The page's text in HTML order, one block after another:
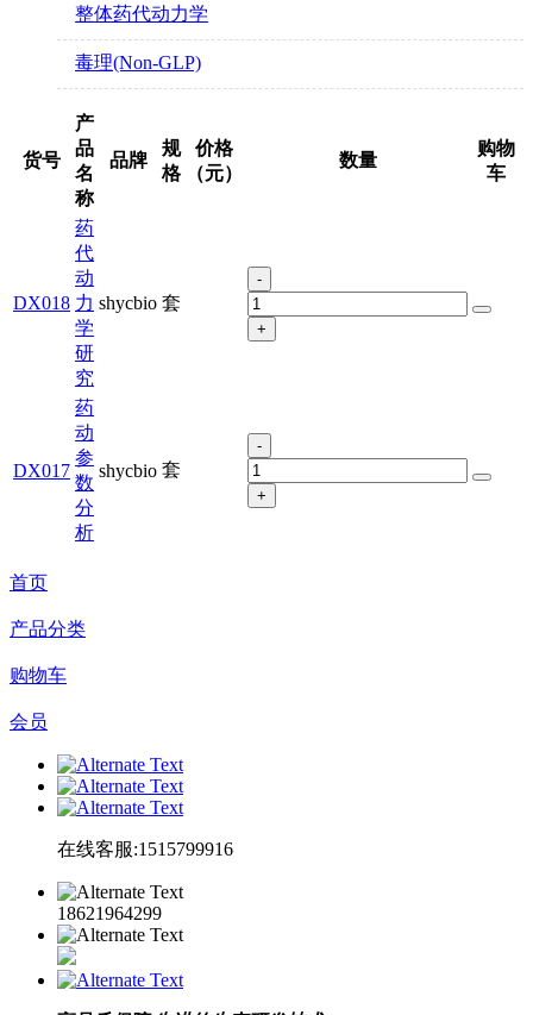
整体药代动力学
毒理(Non-GLP)
货号
产
品
名
称
品牌
规
格
价格
（元）
数量
购物
车
DX018
药
代
动
力
学
研
究
shycbio 套
-
+
DX017
药
动
参
数
分
析
shycbio 套
-
+
首页
产品分类
购物车
会员
在线客服:1515799916
18621964299